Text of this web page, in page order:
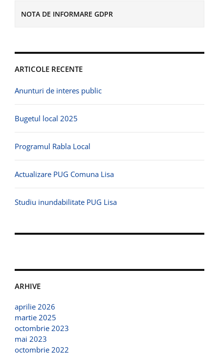
NOTA DE INFORMARE GDPR
ARTICOLE RECENTE
Anunturi de interes public
Bugetul local 2025
Programul Rabla Local
Actualizare PUG Comuna Lisa
Studiu inundabilitate PUG Lisa
ARHIVE
aprilie 2026
martie 2025
octombrie 2023
mai 2023
octombrie 2022